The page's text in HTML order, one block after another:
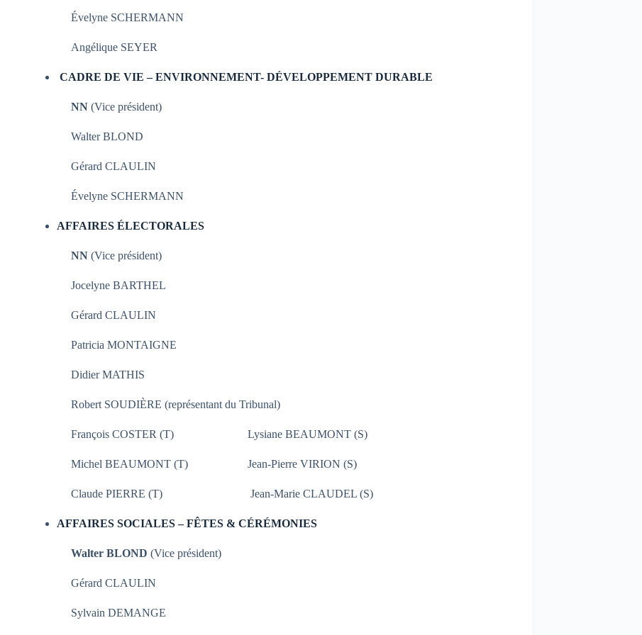
Évelyne SCHERMANN
Angélique SEYER
CADRE DE VIE – ENVIRONNEMENT- DÉVELOPPEMENT DURABLE
NN (Vice président)
Walter BLOND
Gérard CLAULIN
Évelyne SCHERMANN
AFFAIRES ÉLECTORALES
NN (Vice président)
Jocelyne BARTHEL
Gérard CLAULIN
Patricia MONTAIGNE
Didier MATHIS
Robert SOUDIÈRE (représentant du Tribunal)
François COSTER (T) Lysiane BEAUMONT (S)
Michel BEAUMONT (T) Jean-Pierre VIRION (S)
Claude PIERRE (T) Jean-Marie CLAUDEL (S)
AFFAIRES SOCIALES – FÊTES & CÉRÉMONIES
Walter BLOND (Vice président)
Gérard CLAULIN
Sylvain DEMANGE